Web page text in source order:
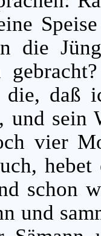
die
die, daß
und
vier
schon
und